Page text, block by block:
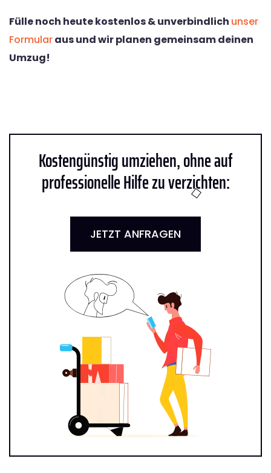
Fülle noch heute kostenlos & unverbindlich unser
Formularaus und wir planen gemeinsam deinen
Umzug!
Kostengünstig umziehen, ohne auf
professionelle Hilfe zu verzichten:
JETZT ANFRAGEN